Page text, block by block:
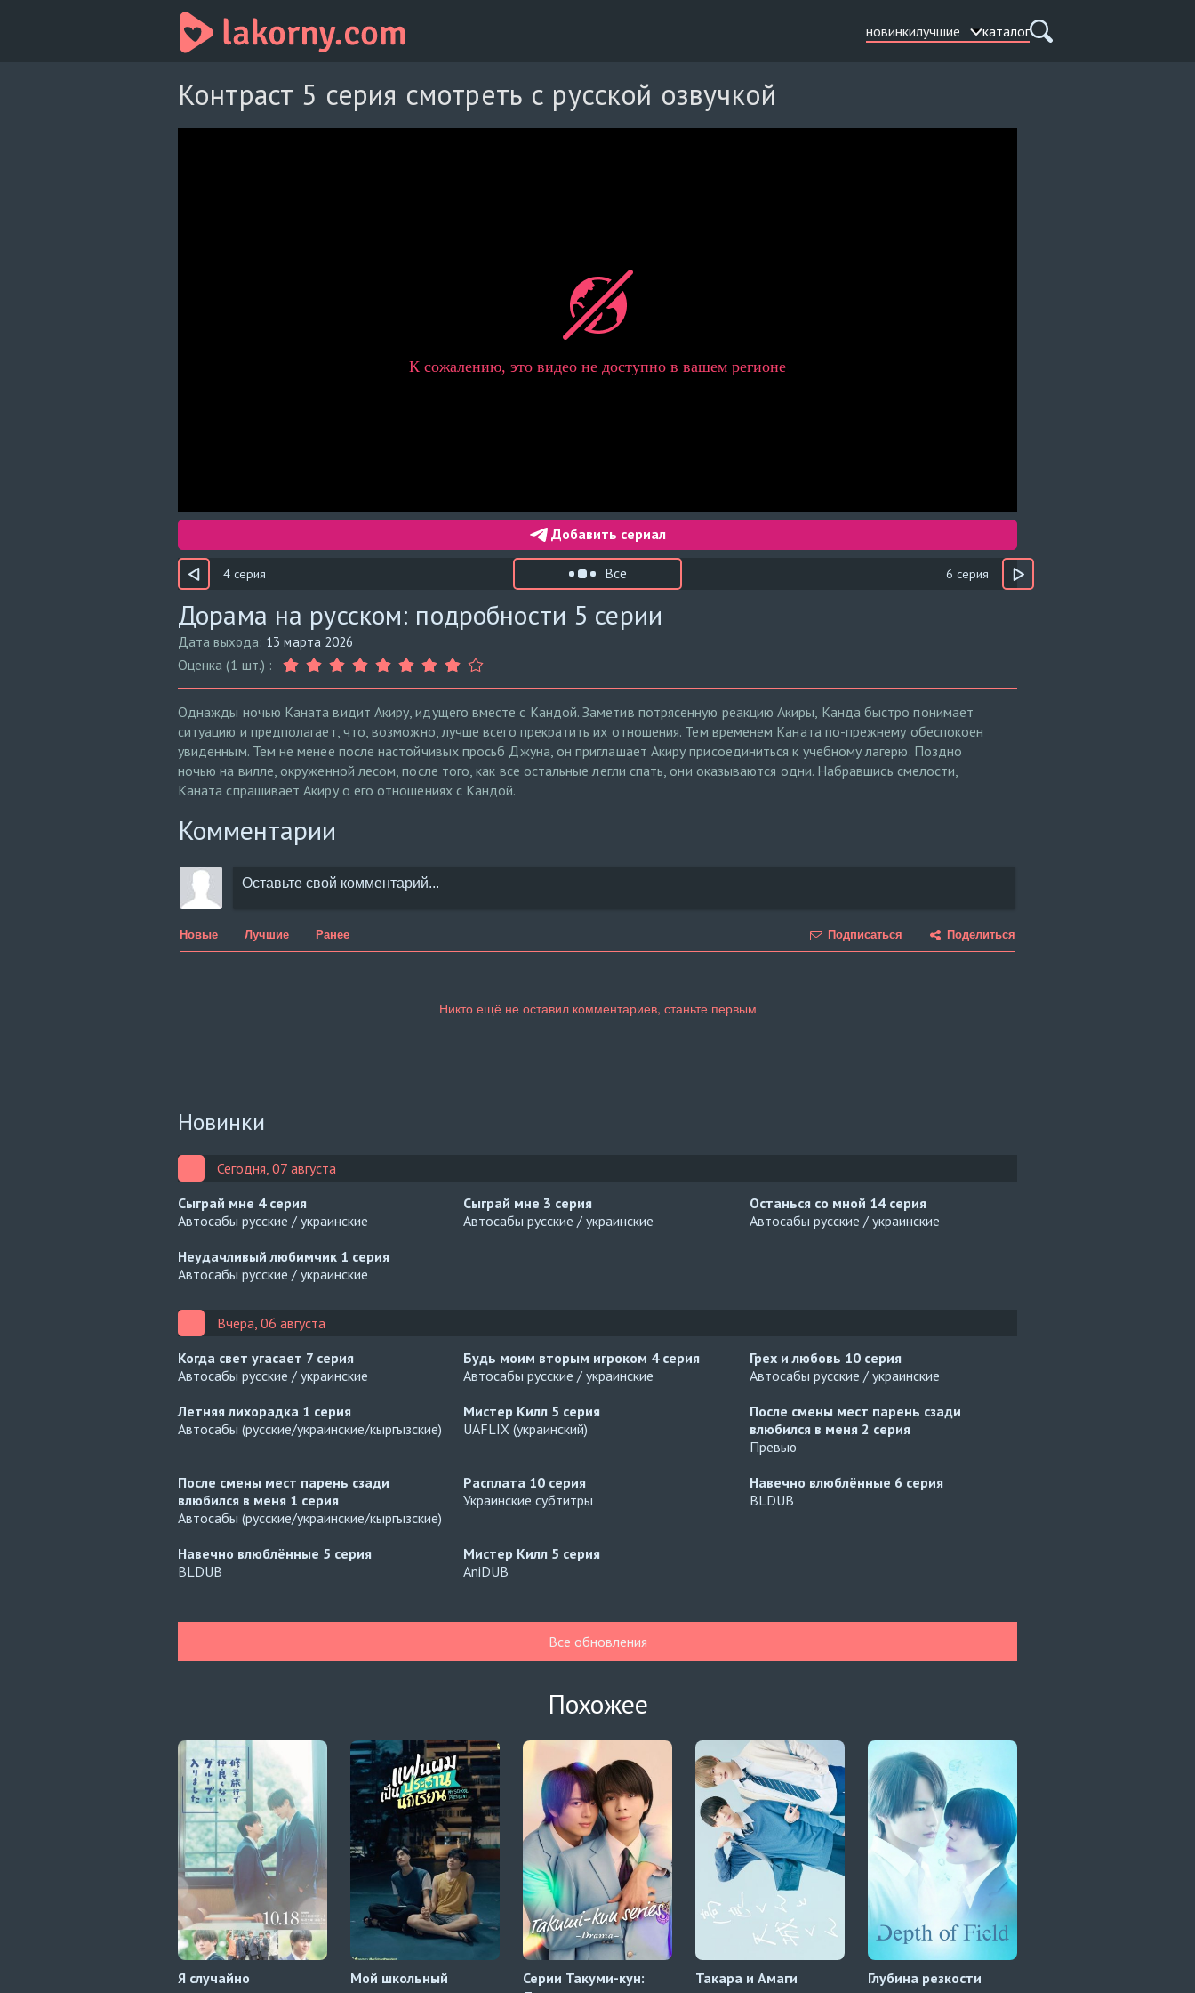
новинкилучшие каталог
Контраст 5 серия смотреть с русской озвучкой
Добавить сериал
4 серия Все 6 серия
Дорама на русском: подробности 5 серии
Дата выхода: 13 марта 2026
Оценка (1 шт.) :
Однажды ночью Каната видит Акиру, идущего вместе с Кандой. Заметив потрясенную реакцию Акиры, Канда быстро понимает
ситуацию и предполагает, что, возможно, лучше всего прекратить их отношения. Тем временем Каната по-прежнему обеспокоен
увиденным. Тем не менее после настойчивых просьб Джуна, он приглашает Акиру присоединиться к учебному лагерю. Поздно
ночью на вилле, окруженной лесом, после того, как все остальные легли спать, они оказываются одни. Набравшись смелости,
Каната спрашивает Акиру о его отношениях с Кандой.
Комментарии
Новые Лучшие Ранее Подписаться Поделиться
Новинки
Сегодня, 07 августа
Сыграй мне 4 серия
Автосабы русские / украинские
Сыграй мне 3 серия
Автосабы русские / украинские
Останься со мной 14 серия
Автосабы русские / украинские
Неудачливый любимчик 1 серия
Автосабы русские / украинские
Вчера, 06 августа
Когда свет угасает 7 серия
Автосабы русские / украинские
Будь моим вторым игроком 4 серия
Автосабы русские / украинские
Грех и любовь 10 серия
Автосабы русские / украинские
Летняя лихорадка 1 серия
Автосабы (русские/украинские/кыргызские)
Мистер Килл 5 серия
UAFLIX (украинский)
После смены мест парень сзади
влюбился в меня 2 серия
Превью
После смены мест парень сзади
влюбился в меня 1 серия
Автосабы (русские/украинские/кыргызские)
Расплата 10 серия
Украинские субтитры
Навечно влюблённые 6 серия
BLDUB
Навечно влюблённые 5 серия
BLDUB
Мистер Килл 5 серия
AniDUB
Все обновления
Похожее
Я случайно
Мой школьный
Серии Такуми-кун:
Такара и Амаги Глубина резкости